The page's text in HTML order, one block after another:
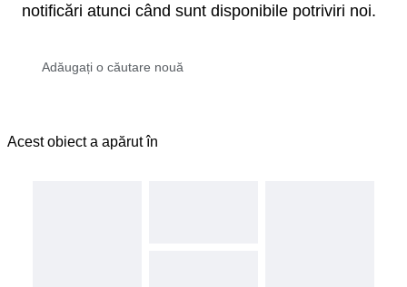
notificări atunci când sunt disponibile potriviri noi.
Acest obiect a apărut în